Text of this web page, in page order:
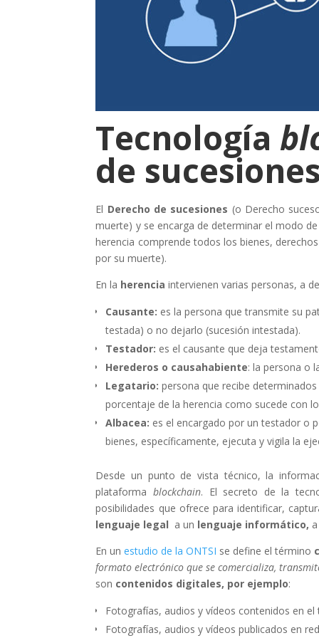
Tecnología
de
El Derecho de sucesiones (o Derecho
muerte) y se encarga de determinar el modo
herencia comprende todos los bienes,
por su muerte).
En la herencia intervienen varias personas, a
Causante: es la persona que transmite su
testada) o no dejarlo (sucesión intestada).
Testador: es el causante que deja
Herederos o causahabiente: la persona o
Legatario: persona que recibe
porcentaje de la herencia como sucede con
Albacea: es el encargado por un testador o
bienes, específicamente, ejecuta y vigila la
Desde un punto de vista técnico, la
plataforma blockchain. El secreto de la
posibilidades que ofrece para identificar,
lenguaje legal a un lenguaje informático,
En unestudio de la ONTSI se define el término
formato electrónico que se comercializa,
son contenidos digitales, por ejemplo:
Fotografías, audios y vídeos contenidos en
Fotografías, audios y vídeos publicados en